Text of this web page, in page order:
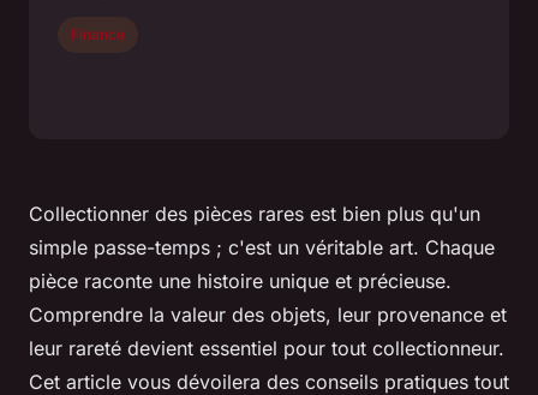
Collectionner des pièces rares est bien plus qu'un
simple passe-temps ; c'est un véritable art. Chaque
pièce raconte une histoire unique et précieuse.
Comprendre la valeur des objets, leur provenance et
leur rareté devient essentiel pour tout collectionneur.
Cet article vous dévoilera des conseils pratiques tout
Finance